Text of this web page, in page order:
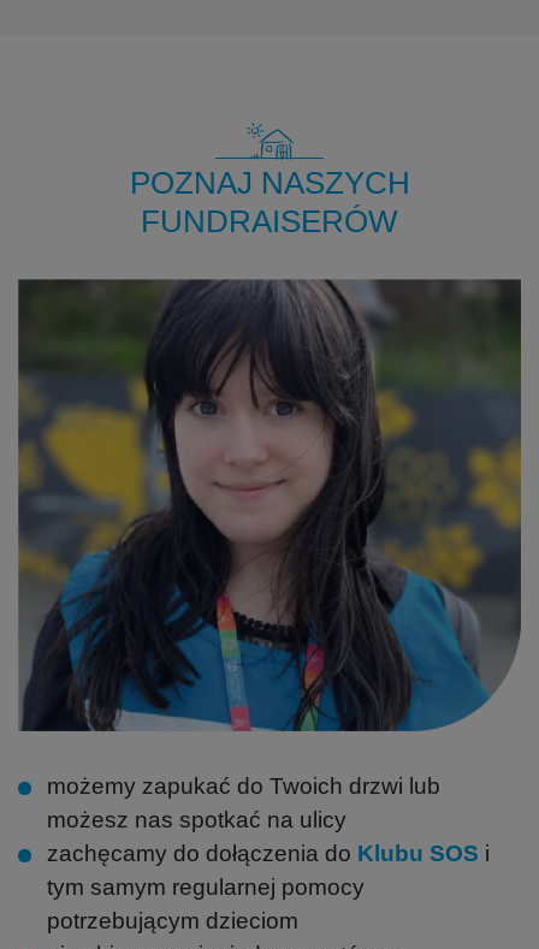
POZNAJ NASZYCH
FUNDRAISERÓW
możemy zapukać do Twoich drzwi lub
możesz nas spotkać na ulicy
zachęcamy do dołączenia do Klubu SOS i
tym samym regularnej pomocy
potrzebującym dzieciom